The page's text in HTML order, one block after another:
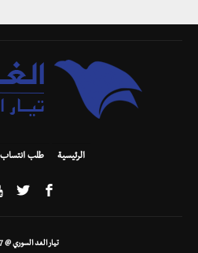
الرئيسية طلب انتساب
تيار الغد السوري @ 2017